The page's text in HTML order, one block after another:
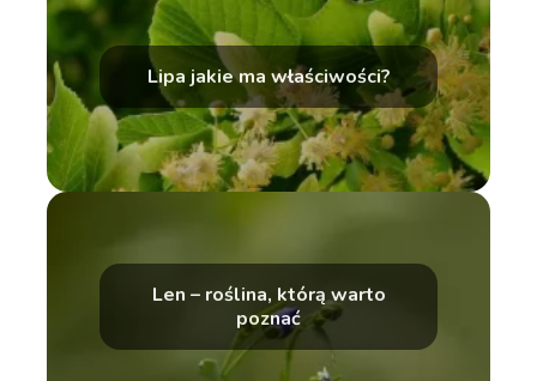
Lipa jakie ma właściwości?
Len – roślina, którą warto
poznać